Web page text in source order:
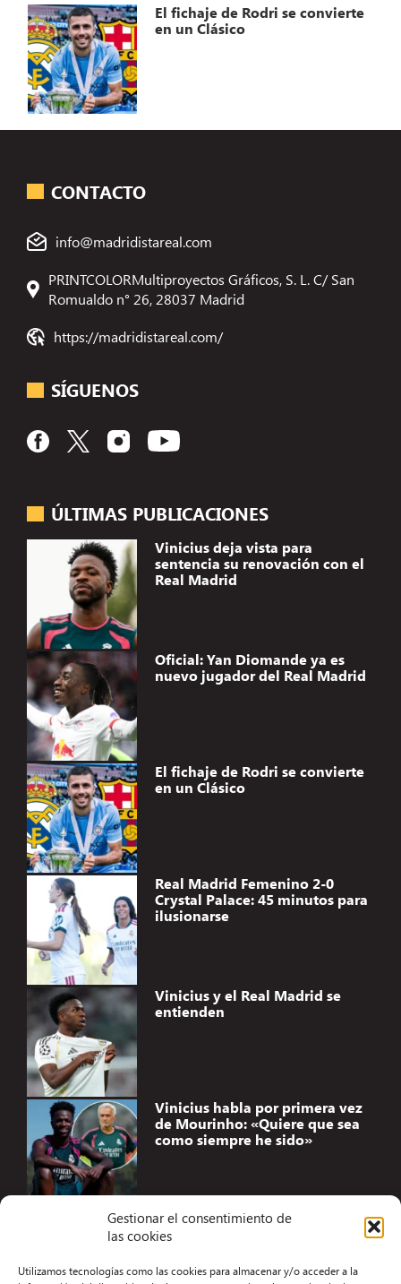
Gestionar el consentimiento de
las cookies
Utilizamos tecnologías como las cookies para almacenar y/o acceder a la
El fichaje de Rodri se convierte
en un Clásico
ÚLTIMAS PUBLICACIONES
Vinicius deja vista para
sentencia su renovación con el
Real Madrid
Oficial: Yan Diomande ya es
nuevo jugador del Real Madrid
El fichaje de Rodri se convierte
en un Clásico
Real Madrid Femenino 2-0
Crystal Palace: 45 minutos para
ilusionarse
Vinicius y el Real Madrid se
entienden
Vinicius habla por primera vez
de Mourinho: «Quiere que sea
como siempre he sido»
CONTACTO
info@madridistareal.com
PRINTCOLORMultiproyectos Gráficos, S. L. C/ San
Romualdo n° 26, 28037 Madrid
https://madridistareal.com/
SÍGUENOS